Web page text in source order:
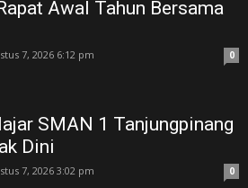
Awal Tahun Bersama
7, 2026 6:12 pm 0
SMAN 1 Tanjungpinang
Dini
7, 2026 3:02 pm 0